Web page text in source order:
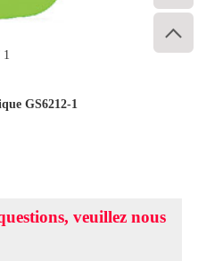

1
GS6212-1
veuillez nous